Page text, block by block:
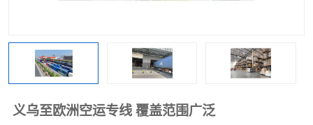
义乌至欧洲空运专线 覆盖范围广泛